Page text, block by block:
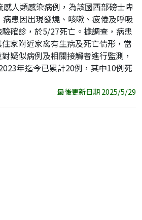
址
人類感染病例，為該國西部磅士卑
患因出現發燒、咳嗽、疲倦及呼吸
確診，於5/27死亡。據調查，病患
家附近家禽有生病及死亡情形，當
疑似病例及相關接觸者進行監測，
年迄今已累計20例，其中10例死
最後更新日期 2025/5/29